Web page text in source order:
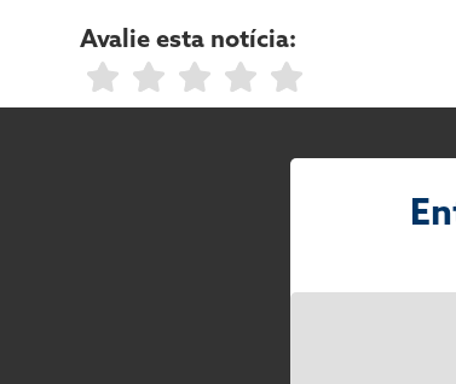
Avalie esta notícia: